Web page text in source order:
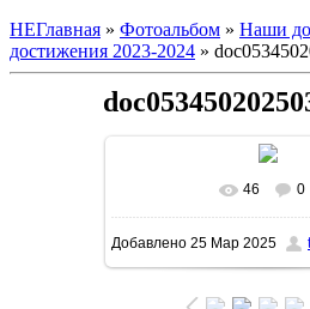
НЕГлавная » Фотоальбом » Наши
достижения 2023-2024 »
В реальном размере
283.7Kb
46 0
Добавлено 25 Мар 2025